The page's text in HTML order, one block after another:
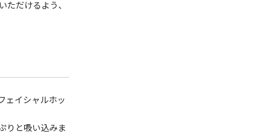
だけるよう、
ェイシャルホッ
りと吸い込みま